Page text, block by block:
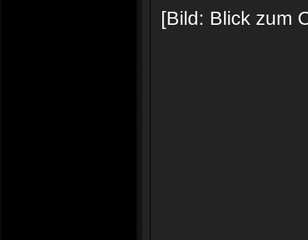
[Bild: Blick zum